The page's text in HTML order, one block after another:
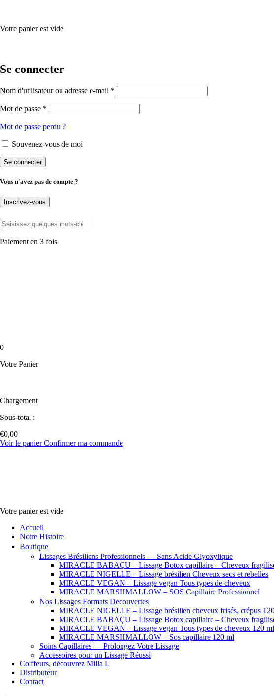
Votre panier est vide
Se connecter
Nom d'utilisateur ou adresse e-mail *
Mot de passe *
Mot de passe perdu ?
Souvenez-vous de moi
Vous n'avez pas de compte ?
Inscrivez-vous
Paiement en 3 fois
0
Votre Panier
Chargement
Sous-total :
€0,00
Voir le panierConfirmer ma commande
Votre panier est vide
Accueil
Notre Histoire
Boutique
Lissages Brésiliens Professionnels — Sans Acide Glyoxylique
MIRACLE BABAÇU – Lissage Botox capillaire – Cheveux
MIRACLE NIGELLE – Lissage brésilien Cheveux secs et rebelles
MIRACLE VEGAN – Lissage vegan Tous types de cheveux
MIRACLE MARSHMALLOW – SOS Capillaire Professionnel
Nos Lissages Formats Decouvertes
MIRACLE NIGELLE – Lissage brésilien cheveux frisés, crépus
MIRACLE BABAÇU – Lissage Botox capillaire – Cheveux
MIRACLE VEGAN – Lissage vegan Tous types de cheveux 120 ml
MIRACLE MARSHMALLOW – Sos capillaire 120 ml
Soins Capillaires — Prolongez Votre Lissage
Accessoires pour un Lissage Réussi
Coiffeurs, découvrez Milla L
Distributeur
Contact